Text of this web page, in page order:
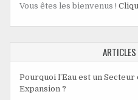
Vous êtes les bienvenus !
Pourquoi l’Eau est un
Expansion ?